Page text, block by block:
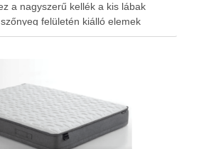
a nagyszerű kellék a kis lábak
felületén kiálló elemek
speciális alakzatjuknak és